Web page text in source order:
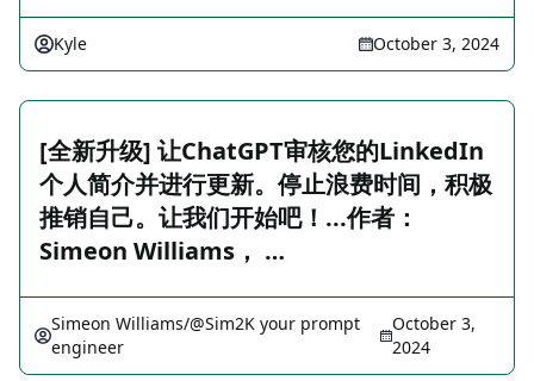
Kyle October 3, 2024
[全新升级] 让ChatGPT审核您的LinkedIn
个人简介并进行更新。停止浪费时间，积极
推销自己。让我们开始吧！...作者：
Simeon Williams， …
Simeon Williams/@Sim2K your prompt
engineer
October 3,
2024